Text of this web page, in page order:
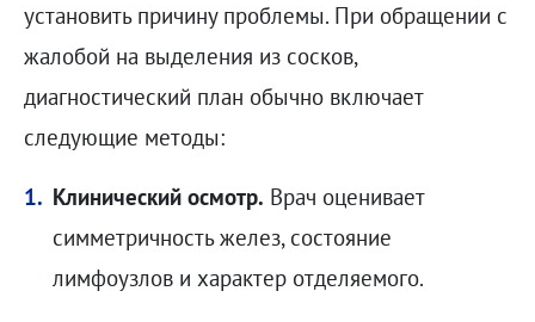
установить причину проблемы. При обращении с
жалобой на выделения из сосков,
диагностический план обычно включает
следующие методы:
Клинический осмотр. Врач оценивает
симметричность желез, состояние
лимфоузлов и характер отделяемого.